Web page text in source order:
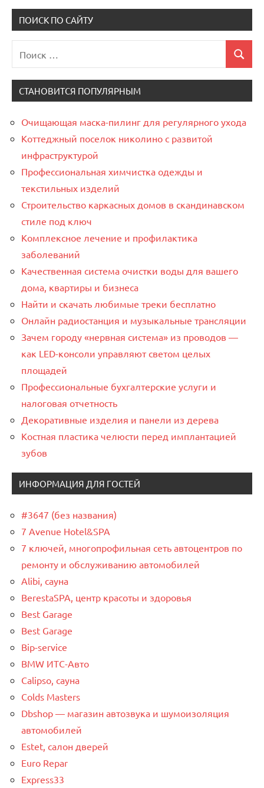
записей
ПОИСК ПО САЙТУ
для:
Поиск
СТАНОВИТСЯ ПОПУЛЯРНЫМ
Очищающая маска-пилинг для регулярного ухода
Коттеджный поселок николино с развитой
инфраструктурой
Профессиональная химчистка одежды и
текстильных изделий
Строительство каркасных домов в скандинавском
стиле под ключ
Комплексное лечение и профилактика
заболеваний
Качественная система очистки воды для вашего
дома, квартиры и бизнеса
Найти и скачать любимые треки бесплатно
Онлайн радиостанция и музыкальные трансляции
Зачем городу «нервная система» из проводов —
как LED-консоли управляют светом целых
площадей
Профессиональные бухгалтерские услуги и
налоговая отчетность
Декоративные изделия и панели из дерева
Костная пластика челюсти перед имплантацией
зубов
ИНФОРМАЦИЯ ДЛЯ ГОСТЕЙ
#3647 (без названия)
7 Avenue Hotel&SPA
7 ключей, многопрофильная сеть автоцентров по
ремонту и обслуживанию автомобилей
Alibi, сауна
BerestaSPA, центр красоты и здоровья
Best Garage
Best Garage
Bip-service
BMW ИТС-Авто
Calipso, сауна
Colds Masters
Dbshop — магазин автозвука и шумоизоляция
автомобилей
Estet, салон дверей
Euro Repar
Express33